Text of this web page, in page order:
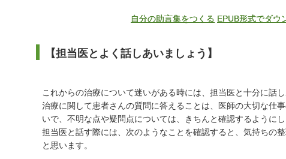
自分の助言集をつくる EPUB形式でダウ
【担当医とよく話しあいましょう】
これからの治療について迷いがある時には、担当医と十分に話し
治療に関して患者さんの質問に答えることは、医師の大切な仕
いで、不明な点や疑問点については、きちんと確認するようにし
担当医と話す際には、次のようなことを確認すると、気持ちの
と思います。